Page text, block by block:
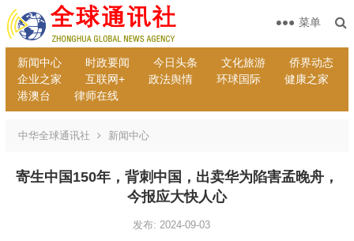
新闻中心 时政要闻 今日头条 文化旅游
侨界动态
企业之家
互联网+ 政法舆情 环球国际
健康之家
港澳台
律师在线
菜单
中华全球通讯社 新闻中心
寄生中国150年，背刺中国，出卖华为陷害孟晚舟，
今报应大快人心
发布: 2024-09-03